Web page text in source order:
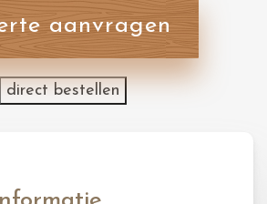
aanvragen
direct bestellen